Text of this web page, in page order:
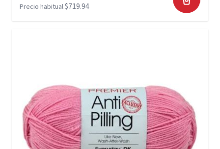
Precio habitual$719.94